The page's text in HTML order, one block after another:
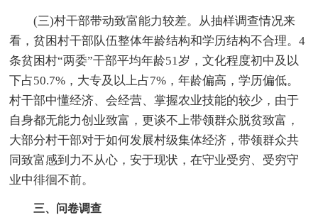
(三)村干部带动致富能力较差。从抽样调查情况来
看，贫困村干部队伍整体年龄结构和学历结构不合理。4
条贫困村“两委”干部平均年龄51岁，文化程度初中及以
下占50.7%，大专及以上占7%，年龄偏高，学历偏低。
村干部中懂经济、会经营、掌握农业技能的较少，由于
自身都无能力创业致富，更谈不上带领群众脱贫致富，
大部分村干部对于如何发展村级集体经济，带领群众共
同致富感到力不从心，安于现状，在守业受穷、受穷守
业中徘徊不前。
三、问卷调查